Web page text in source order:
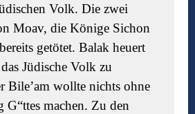
Volk. Die zwei
Moav, die Könige Sichon
getötet. Balak heuert
Jüdische Volk zu
Bile’am wollte nichts ohne
machen. Zu den